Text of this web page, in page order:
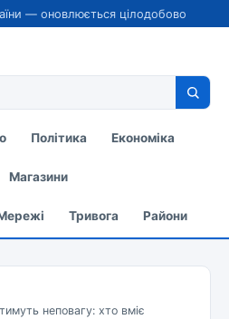
— оновлюється цілодобово
Політика Економіка
Магазини
Тривога Райони
неповагу: хто вміє